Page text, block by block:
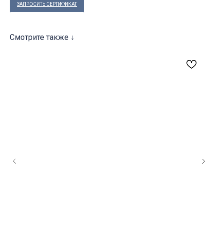
ЗАПРОСИТЬ СЕРТИФИКАТ
Смотрите также ↓